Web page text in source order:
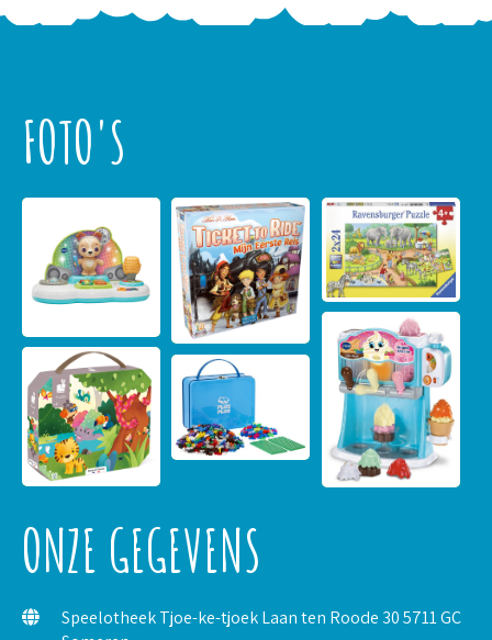
FOTO'S
ONZE GEGEVENS
Speelotheek Tjoe-ke-tjoek Laan ten Roode 30 5711 GC